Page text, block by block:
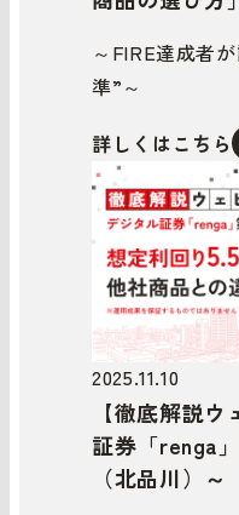
～FIRE達成者
準”～
詳しくはこちら
2025.11.10
【徹底解説
証券「renga
（北品川）～